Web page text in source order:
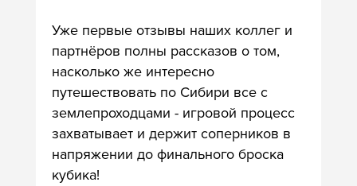
Уже первые отзывы наших коллег и
партнёров полны рассказов о том,
насколько же интересно
путешествовать по Сибири все с
землепроходцами - игровой процесс
захватывает и держит соперников в
напряжении до финального броска
кубика!